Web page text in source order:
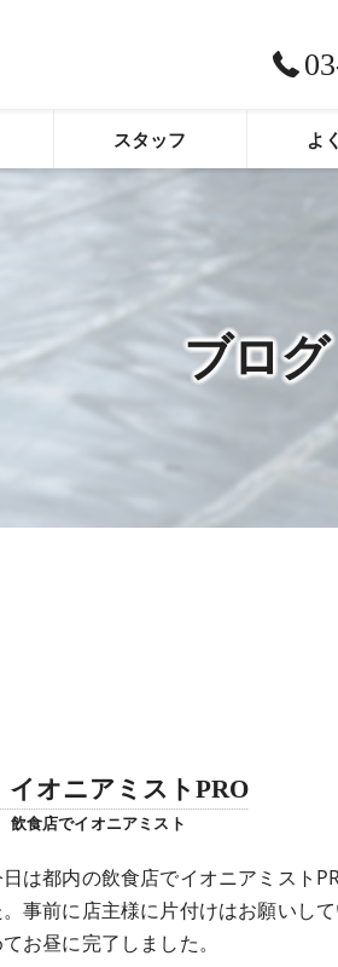
情報
の声
スタッフ よ
ブログ
イオニアミストPRO
飲食店でイオニアミスト
は都内の飲食店でイオニアミスト
。事前に店主様に片付けはお願いし
お昼に完了しました。